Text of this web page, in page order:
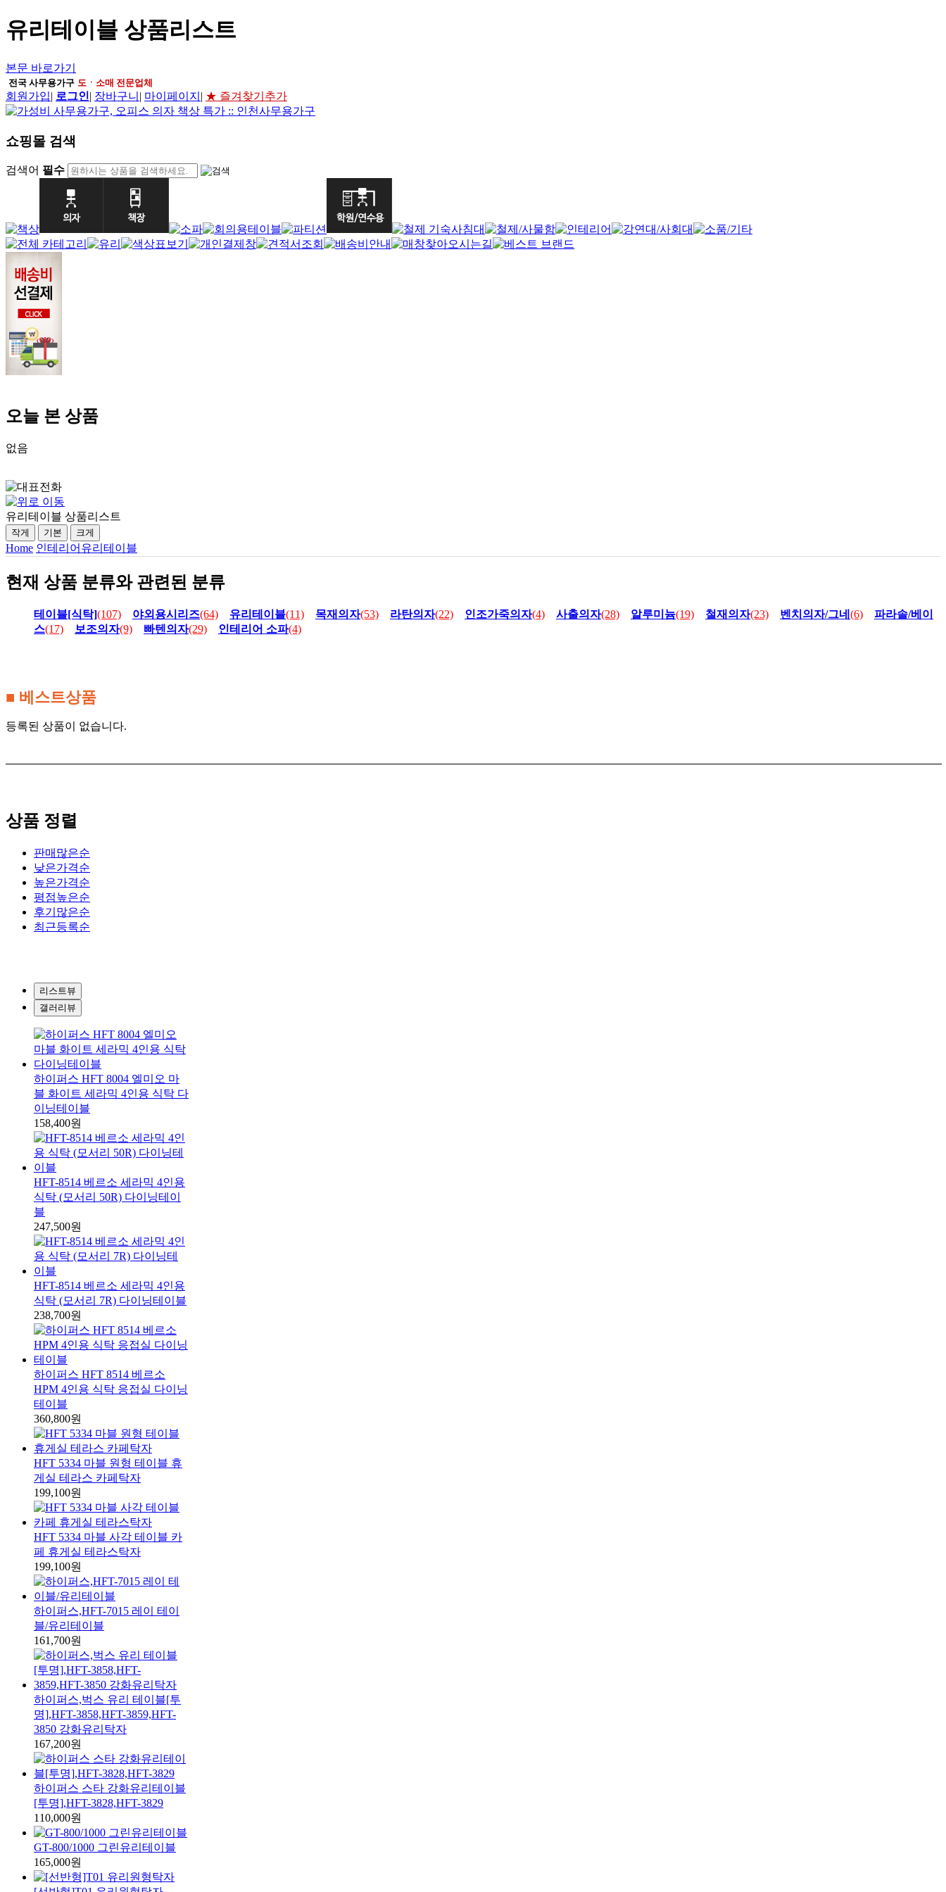
유리테이블 상품리스트
본문 바로가기
전국 사무용가구 도ㆍ소매 전문업체
회원가입| 로그인| 장바구니 | 마이페이지 | ★ 즐겨찾기추가
쇼핑몰 검색
검색어 필수
오늘 본 상품
없음
유리테이블 상품리스트
작게 기본 크게
Home 인테리어 유리테이블
현재 상품 분류와 관련된 분류
테이블[식탁](107) 야외용시리즈(64) 유리테이블(11) 목재의자(53) 라탄의자(22) 인조가죽의자(4) 사출의자(28) 알루미늄(19) 철재의자(23) 벤치의자/그네 (6)
파라솔/베이
스(17) 보조의자(9) 빠텐의자(29) 인테리어 소파(4)
■ 베스트상품
등록된 상품이 없습니다.
상품 정렬
판매많은순
낮은가격순
높은가격순
평점높은순
후기많은순
최근등록순
리스트뷰
갤러리뷰
하이퍼스 HFT 8004 엘미오 마
블 화이트 세라믹 4인용 식탁 다
이닝테이블
158,400원
HFT-8514 베르소 세라믹 4인용
식탁 (모서리 50R) 다이닝테이
블
247,500원
HFT-8514 베르소 세라믹 4인용
식탁 (모서리 7R) 다이닝테이블
238,700원
하이퍼스 HFT 8514 베르소
HPM 4인용 식탁 응접실 다이닝
테이블
360,800원
HFT 5334 마블 원형 테이블 휴
게실 테라스 카페탁자
199,100원
HFT 5334 마블 사각 테이블 카
페 휴게실 테라스탁자
199,100원
하이퍼스,HFT-7015 레이 테이
블/유리테이블
161,700원
하이퍼스,벅스 유리 테이블[투
명],HFT-3858,HFT-3859,HFT-
3850 강화유리탁자
167,200원
하이퍼스 스타 강화유리테이블
[투명],HFT-3828,HFT-3829
110,000원
GT-800/1000 그린유리테이블
165,000원